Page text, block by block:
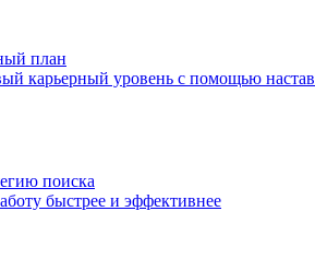
план
карьерный уровень с помощью
поиска
быстрее и эффективнее